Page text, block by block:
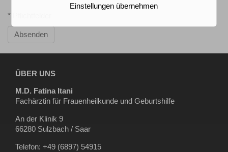
* Pflichtfelder
Absenden
ÜBER UNS
M.D. Fatina Itani
Fachärztin für Frauenheilkunde und Geburtshilfe
An der Klinik 9
66280 Sulzbach / Saar
Telefon: +49 (6897) 54915
Einstellungen übernehmen